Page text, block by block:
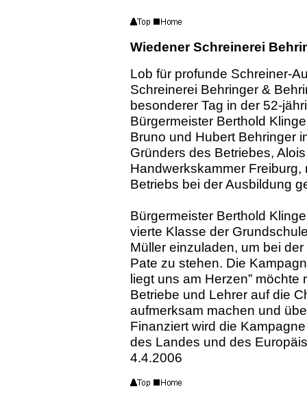
Wiedener Schreinerei
Lob für profunde Schreiner-
Schreinerei Behringer &
besonderer Tag in der 52-
Bürgermeister Berthold
Bruno und Hubert Behringer
Gründers des Betriebes,
Handwerkskammer
Betriebs bei der Ausbildung
Bürgermeister Berthold
vierte Klasse der
Müller einzuladen, um bei
Pate zu stehen. Die
liegt uns am Herzen” möchte
Betriebe und Lehrer auf die
aufmerksam machen und
Finanziert wird die
des Landes und des
4.4.2006